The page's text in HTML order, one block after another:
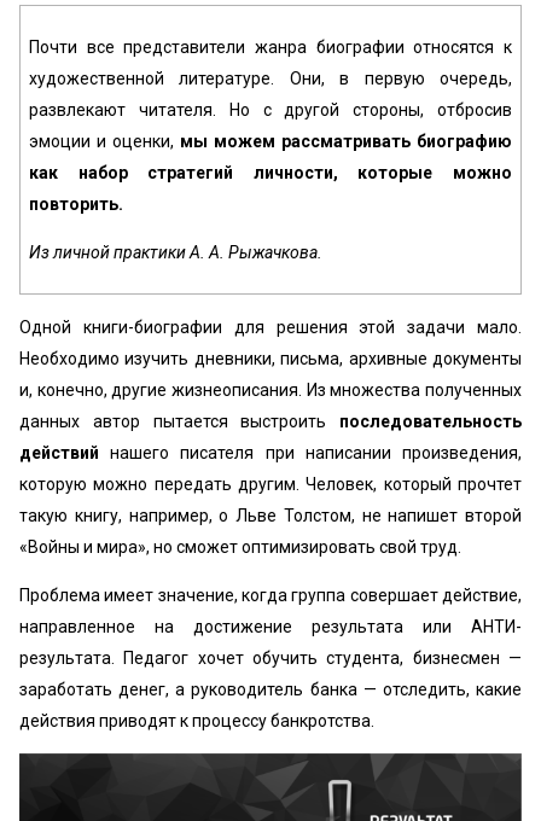
Почти все представители жанра биографии относятся к
художественной литературе. Они, в первую очередь,
развлекают читателя. Но с другой стороны, отбросив
эмоции и оценки, мы можем рассматривать биографию
как набор стратегий личности, которые можно
повторить.
Из личной практики А. А. Рыжачкова.
Одной книги-биографии для решения этой задачи мало.
Необходимо изучить дневники, письма, архивные документы
и, конечно, другие жизнеописания. Из множества полученных
данных автор пытается выстроить последовательность
действий нашего писателя при написании произведения,
которую можно передать другим. Человек, который прочтет
такую книгу, например, о Льве Толстом, не напишет второй
«Войны и мира», но сможет оптимизировать свой труд.
Проблема имеет значение, когда группа совершает действие,
направленное на достижение результата или АНТИ-
результата. Педагог хочет обучить студента, бизнесмен —
заработать денег, а руководитель банка — отследить, какие
действия приводят к процессу банкротства.